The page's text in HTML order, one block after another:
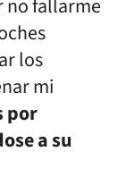
no fallarme
los
mi
por
a su